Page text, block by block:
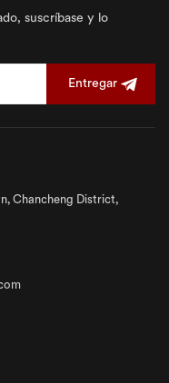
suscríbase y lo
Entregar
Chancheng District,